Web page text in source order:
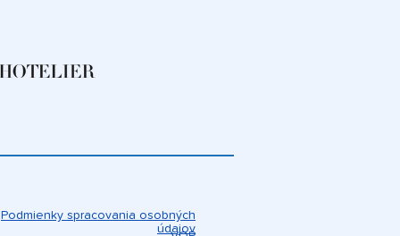
Podmienky spracovania osobných
údajov